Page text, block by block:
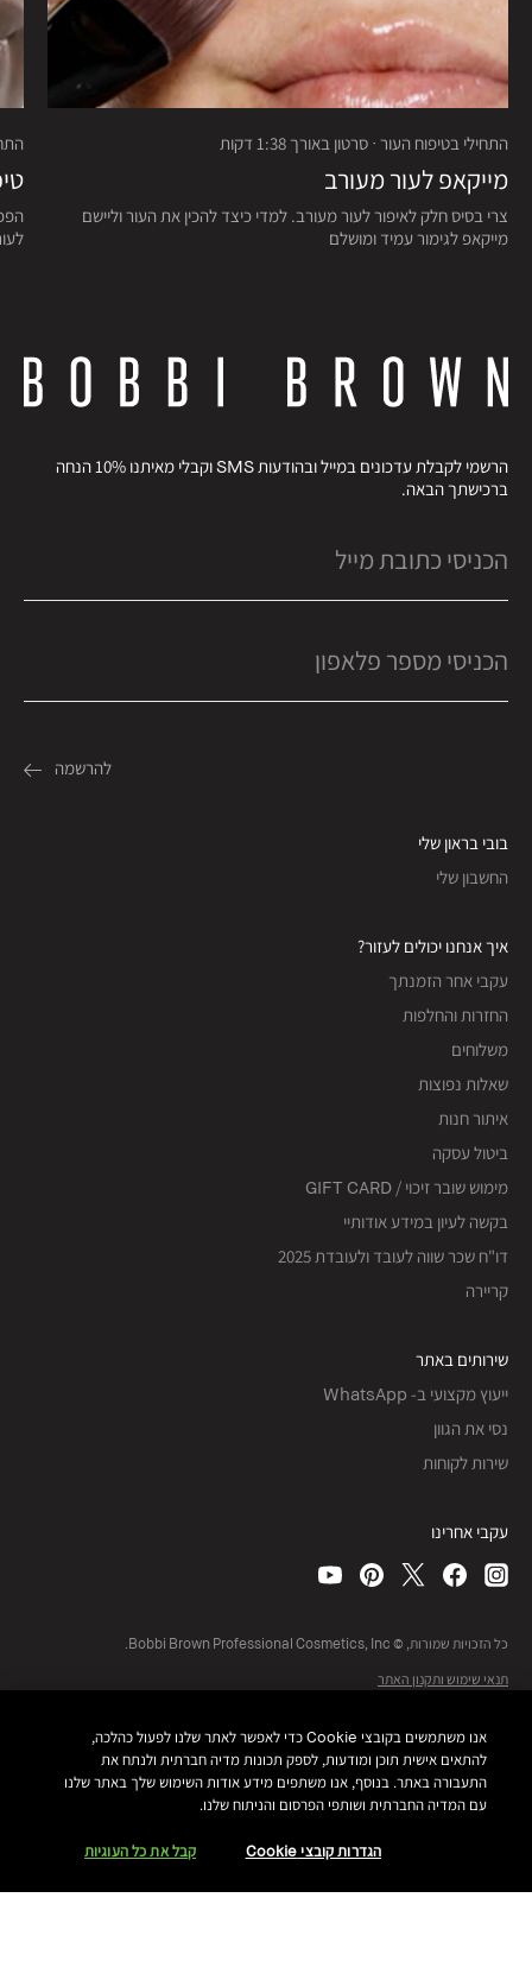
התחילי בטיפוח העור · סרטון באורך 1:38 דקות
מייקאפ לעור מעורב
צרי בסיס חלק לאיפור לעור מעורב. למדי כיצד להכין את העור וליישם
מייקאפ לגימור עמיד ומושלם
הרשמי לקבלת עדכונים במייל ובהודעות SMS וקבלי מאיתנו 10% הנחה
ברכישתך הבאה.
בובי בראון שלי
החשבון שלי
איך אנחנו יכולים לעזור?
עקבי אחר הזמנתך
החזרות והחלפות
משלוחים
שאלות נפוצות
איתור חנות
ביטול עסקה
מימוש שובר זיכוי / GIFT CARD
בקשה לעיון במידע אודותיי
דו"ח שכר שווה לעובד ולעובדת 2025
קריירה
שירותים באתר
ייעוץ מקצועי ב- WhatsApp
נסי את הגוון
שירות לקוחות
עקבי אחרינו
כל הזכויות שמורות, © Bobbi Brown Professional Cosmetics, Inc.
תנאי שימוש ותקנון האתר
מדיניות פרטיות
מפת אתר
ניהול עוגיות אתר
אנו משתמשים בקובצי Cookie כדי לאפשר לאתר שלנו לפעול כהלכה,
להתאים אישית תוכן ומודעות, לספק תכונות מדיה חברתית ולנתח את
התעבורה באתר. בנוסף, אנו משתפים מידע אודות השימוש שלך באתר שלנו
עם המדיה החברתית ושותפי הפרסום והניתוח שלנו.
הגדרות קובצי Cookie קבל את כל העוגיות